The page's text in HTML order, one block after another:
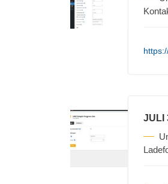
JULI